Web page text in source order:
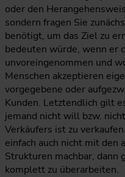
oder den
sondern fragen Sie
benötigt, um das Ziel zu
bedeuten würde, wenn er
unvoreingenommen und
Menschen akzeptieren
vorgegebene oder
Kunden. Letztendlich gilt
jemand nicht will bzw.
Verkäufers ist zu
einfach auch nicht mit den
Strukturen machbar, dann
komplett zu überarbeiten.